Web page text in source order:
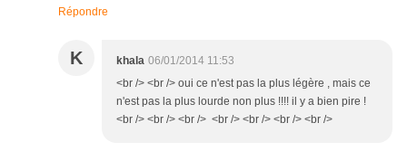
Répondre
K khala 06/01/2014 11:53
<br /> <br /> oui ce n'est pas la plus légère , mais ce
n'est pas la plus lourde non plus !!!! il y a bien pire !
<br /> <br /> <br /> <br /> <br /> <br /> <br />